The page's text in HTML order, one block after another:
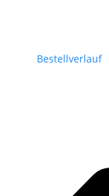
Bestellverlauf